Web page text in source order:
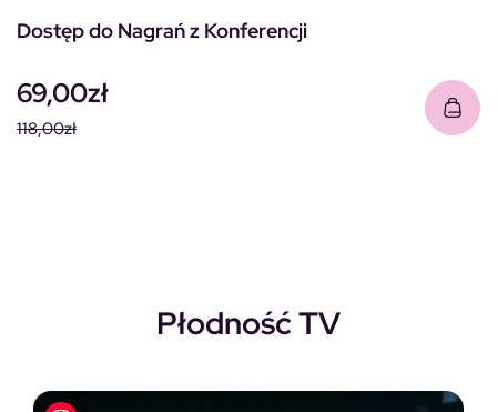
Dostęp do Nagrań z Konferencji
118,00zł
69,00zł
Płodność TV